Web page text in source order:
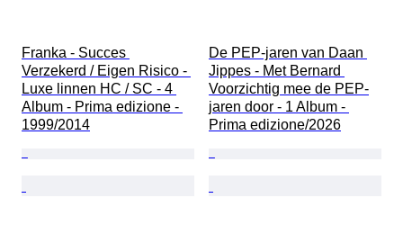
Franka - Succes
Verzekerd / Eigen Risico -
Luxe linnen HC / SC - 4
Album - Prima edizione -
1999/2014
De PEP-jaren van Daan
Jippes - Met Bernard
Voorzichtig mee de PEP-
jaren door - 1 Album -
Prima edizione/2026